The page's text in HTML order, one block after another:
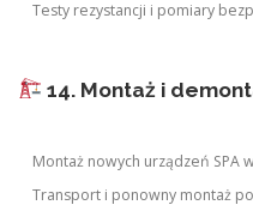
Testy rezystancji i pomiary
14. Montaż i
Montaż nowych urządzeń SPA
Transport i ponowny montaż